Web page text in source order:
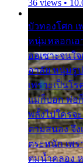
36 views •
บัวทองโศก
หนุ่มหลอกเอ
ออเซาะจนใ
อาลัย หนุ่มรู
เพราะเป็นโ
แม่ก็บอก พ่อ
พลั้งไปใครจ
ตามสนอง จึง
ตระหนัก เพ
ตมน้ำคลอง